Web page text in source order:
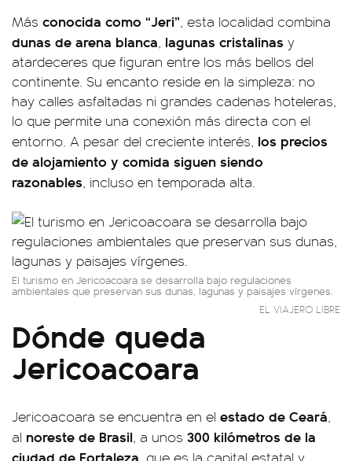
Más conocida como “Jeri”, esta localidad combina
dunas de arena blanca, lagunas cristalinas y
atardeceres que figuran entre los más bellos del
continente. Su encanto reside en la simpleza: no
hay calles asfaltadas ni grandes cadenas hoteleras,
lo que permite una conexión más directa con el
entorno. A pesar del creciente interés, los precios
de alojamiento y comida siguen siendo
razonables, incluso en temporada alta.
El turismo en Jericoacoara se desarrolla bajo regulaciones
ambientales que preservan sus dunas, lagunas y paisajes vírgenes.
EL VIAJERO LIBRE
Dónde queda
Jericoacoara
Jericoacoara se encuentra en el estado de Ceará,
al noreste de Brasil, a unos 300 kilómetros de la
ciudad de Fortaleza, que es la capital estatal y